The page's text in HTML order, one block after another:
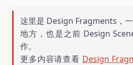
这里是 Design Fragments，
地方，也是之前 Design
作。
更多内容请查看 Design